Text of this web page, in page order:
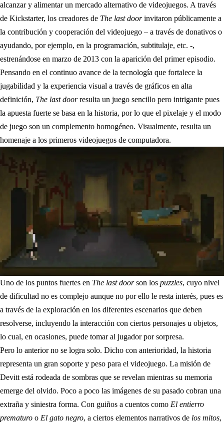
alcanzar y alimentar un mercado alternativo de videojuegos. A través
de Kickstarter, los creadores de The last doorinvitaron públicamente a
la contribución y cooperación del videojuego – a través de donativos o
ayudando, por ejemplo, en la programación, subtitulaje, etc. -,
estrenándose en marzo de 2013 con la aparición del primer episodio.
Pensando en el continuo avance de la tecnología que fortalece la
jugabilidad y la experiencia visual a través de gráficos en alta
definición, The last doorresulta un juego sencillo pero intrigante pues
la apuesta fuerte se basa en la historia, por lo que el pixelaje y el modo
de juego son un complemento homogéneo. Visualmente, resulta un
homenaje a los primeros videojuegos de computadora.
Uno de los puntos fuertes en The last doorson los puzzles, cuyo nivel
de dificultad no es complejo aunque no por ello le resta interés, pues es
a través de la exploración en los diferentes escenarios que deben
resolverse, incluyendo la interacción con ciertos personajes u objetos,
lo cual, en ocasiones, puede tomar al jugador por sorpresa.
Pero lo anterior no se logra solo. Dicho con anterioridad, la historia
representa un gran soporte y peso para el videojuego. La misión de
Devitt está rodeada de sombras que se revelan mientras su memoria
emerge del olvido. Poco a poco las imágenes de su pasado cobran una
extraña y siniestra forma. Con guiños a cuentos como El entierro
prematuro o El gato negro, a ciertos elementos narrativos de los mitos,